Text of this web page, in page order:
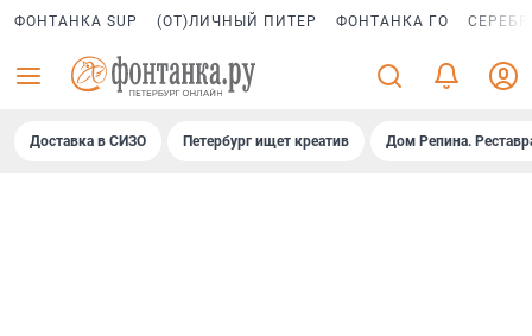
ФОНТАНКА SUP (ОТ)ЛИЧНЫЙ ПИТЕР ФОНТАНКА ГО
Доставка в СИЗО Петербург ищет креатив Дом Репина.